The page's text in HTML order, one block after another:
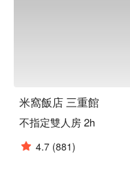
米窩飯店 三重館
不指定雙人房 2h
4.7 (881)